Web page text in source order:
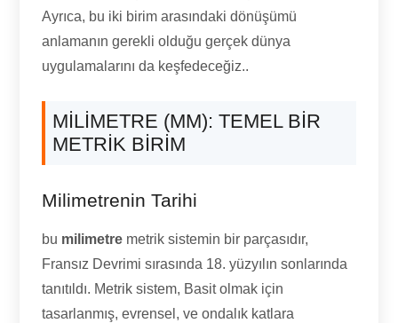
Ayrıca, bu iki birim arasındaki dönüşümü
anlamanın gerekli olduğu gerçek dünya
uygulamalarını da keşfedeceğiz..
MILIMETRE (MM): TEMEL BIR
METRIK BIRIM
Milimetrenin Tarihi
bu milimetre metrik sistemin bir parçasıdır,
Fransız Devrimi sırasında 18. yüzyılın sonlarında
tanıtıldı. Metrik sistem, Basit olmak için
tasarlanmış, evrensel, ve ondalık katlara